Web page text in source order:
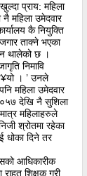
प्राय: महिला
महिला उमेदवार
कै नियुक्ति
ताक्ने भएका
थालेको छ ।
निमावि
। ’ उनले
महिला उमेदवार
देखि नै सुशिला
महिलाहरुले
श्रोतमा रहेका
धोका दिने तर
आधिकारीक
शिक्षक गरी